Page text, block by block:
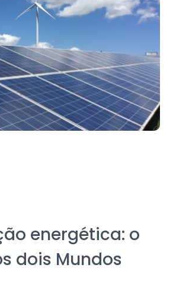
energética: o
dois Mundos